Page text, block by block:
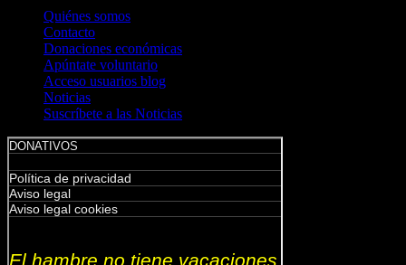
Quiénes somos
Contacto
Donaciones económicas
Apúntate voluntario
Acceso usuarios blog
Noticias
Suscríbete a las Noticias